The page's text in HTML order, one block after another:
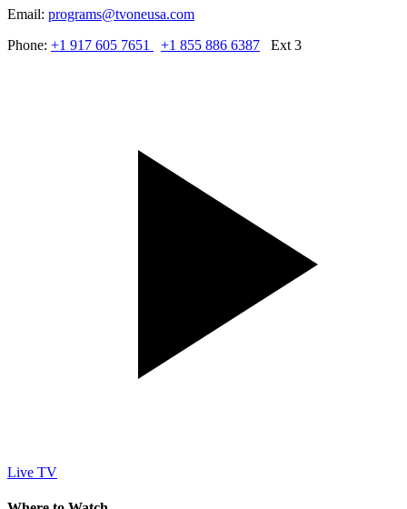
Email: programs@tvoneusa.com
Phone: +1 917 605 7651 +1 855 886 6387 Ext 3
Live TV